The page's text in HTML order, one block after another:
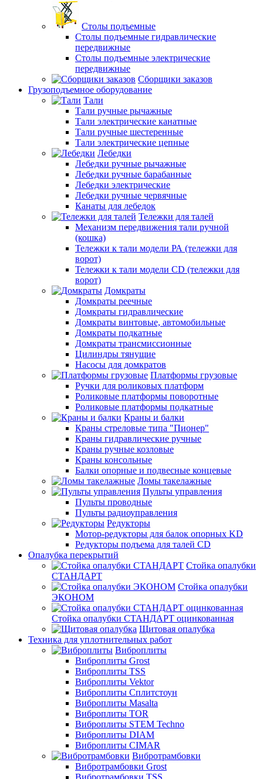
Столы подъемные
Столы подъемные гидравлические
передвижные
Столы подъемные электрические
передвижные
Сборщики заказов
Грузоподъемное оборудование
Тали
Тали ручные рычажные
Тали электрические канатные
Тали ручные шестеренные
Тали электрические цепные
Лебедки
Лебедки ручные рычажные
Лебедки ручные барабанные
Лебедки электрические
Лебедки ручные червячные
Канаты для лебедок
Тележки для талей
Механизм передвижения тали ручной
(кошка)
Тележки к тали модели РА (тележки для
ворот)
Тележки к тали модели CD (тележки для
ворот)
Домкраты
Домкраты реечные
Домкраты гидравлические
Домкраты винтовые, автомобильные
Домкраты подкатные
Домкраты трансмиссионные
Цилиндры тянущие
Насосы для домкратов
Платформы грузовые
Ручки для роликовых платформ
Роликовые платформы поворотные
Роликовые платформы подкатные
Краны и балки
Краны стреловые типа "Пионер"
Краны гидравлические ручные
Краны ручные козловые
Краны консольные
Балки опорные и подвесные концевые
Ломы такелажные
Пульты управления
Пульты проводные
Пульты радиоуправления
Редукторы
Мотор-редукторы для балок опорных KD
Редукторы подъема для талей CD
Опалубка перекрытий
Стойка опалубки
СТАНДАРТ
Стойка опалубки
ЭКОНОМ
Стойка опалубки СТАНДАРТ оцинкованная
Щитовая опалубка
Техника для уплотнительных работ
Виброплиты
Виброплиты Grost
Виброплиты TSS
Виброплиты Vektor
Виброплиты Сплитстоун
Виброплиты Masalta
Виброплиты TOR
Виброплиты STEM Techno
Виброплиты DIAM
Виброплиты CIMAR
Вибротрамбовки
Вибротрамбовки Grost
Вибротрамбовки TSS